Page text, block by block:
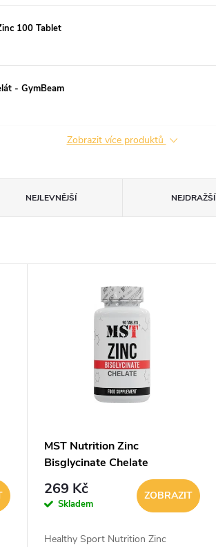
100 Tablet
- GymBeam
Zobrazit více produktů
NEJLEVNĚJŠÍ NEJDRAŽŠÍ
MST Nutrition Zinc
Bisglycinate Chelate
269 Kč
Skladem
ZOBRAZIT
Healthy Sport Nutrition Zinc